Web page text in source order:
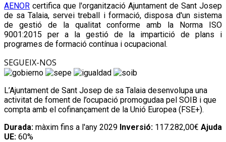
AENOR certifica que l'organització Ajuntament de Sant Josep
de sa Talaia, servei treball i formació, disposa d'un sistema
de gestió de la qualitat conforme amb la Norma ISO
9001:2015 per a la gestió de la impartició de plans i
programes de formació contínua i ocupacional.
SEGUEIX-NOS
L’Ajuntament de Sant Josep de sa Talaia desenvolupa una
activitat de foment de l’ocupació promogudaa pel SOIB i que
compta amb el cofinançament de la Unió Europea (FSE+).
Durada: màxim fins a l'any 2029 Inversió: 117.282,00€ Ajuda
UE: 60%